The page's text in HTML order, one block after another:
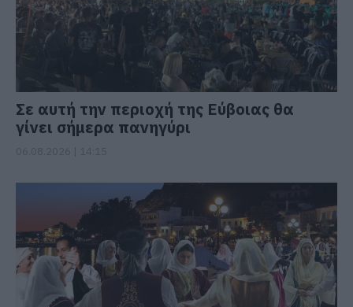
Σε αυτή την περιοχή της Εύβοιας θα
γίνει σήμερα πανηγύρι